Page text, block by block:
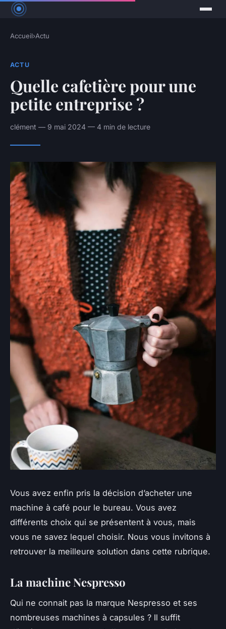
Accueil›Actu
ACTU
Quelle cafetière pour une
petite entreprise ?
clément — 9 mai 2024 — 4 min de lecture
Vous avez enfin pris la décision d’acheter une
machine à café pour le bureau. Vous avez
différents choix qui se présentent à vous, mais
vous ne savez lequel choisir. Nous vous invitons à
retrouver la meilleure solution dans cette rubrique.
La machine Nespresso
Qui ne connait pas la marque Nespresso et ses
nombreuses machines à capsules ? Il suffit